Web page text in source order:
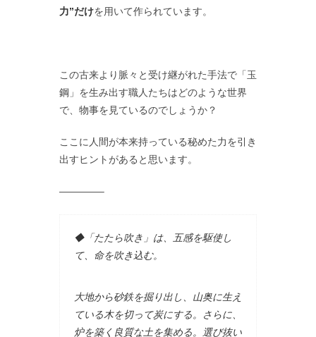
力”だけを用いて作られています。
この古来より脈々と受け継がれた手法で「玉
鋼」を生み出す職人たちはどのような世界
で、物事を見ているのでしょうか？
ここに人間が本来持っている秘めた力を引き
出すヒントがあると思います。
————–
◆「たたら吹き」は、五感を駆使し
て、命を吹き込む。
大地から砂鉄を掘り出し、山奥に生え
ている木を切って炭にする。さらに、
炉を築く良質な土を集める。選び抜い